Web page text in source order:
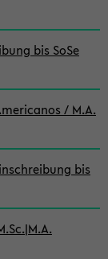
bis SoSe
/ M.A.
bis